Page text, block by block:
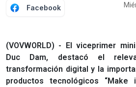
Facebook
(VOVWORLD) - El viceprimer
Duc Dam, destacó el
transformación digital y la
productos tecnológicos “Make